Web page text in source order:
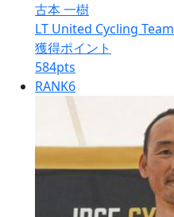
古本 一樹
LT United Cycling Team
獲得ポイント
584pts
RANK6